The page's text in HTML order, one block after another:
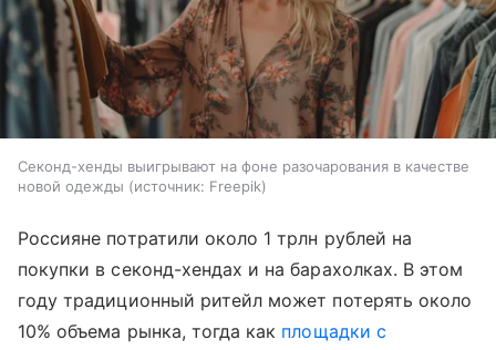
Секонд-хенды выигрывают на фоне разочарования в качестве
новой одежды
источник: Freepik
Россияне потратили около 1 трлн рублей на
покупки в секонд-хендах и на барахолках. В этом
году традиционный ритейл может потерять около
10% объема рынка, тогда как площадки с